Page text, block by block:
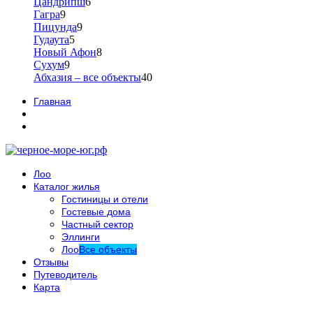
Гагра9
Пицунда9
Гудаута5
Новый Афон8
Сухум9
Абхазия – все объекты40
Главная
Лоо
Каталог жилья
Гостиницы и отели
Гостевые дома
Частный сектор
Эллинги
ЛооВсе объекты
Отзывы
Путеводитель
Карта